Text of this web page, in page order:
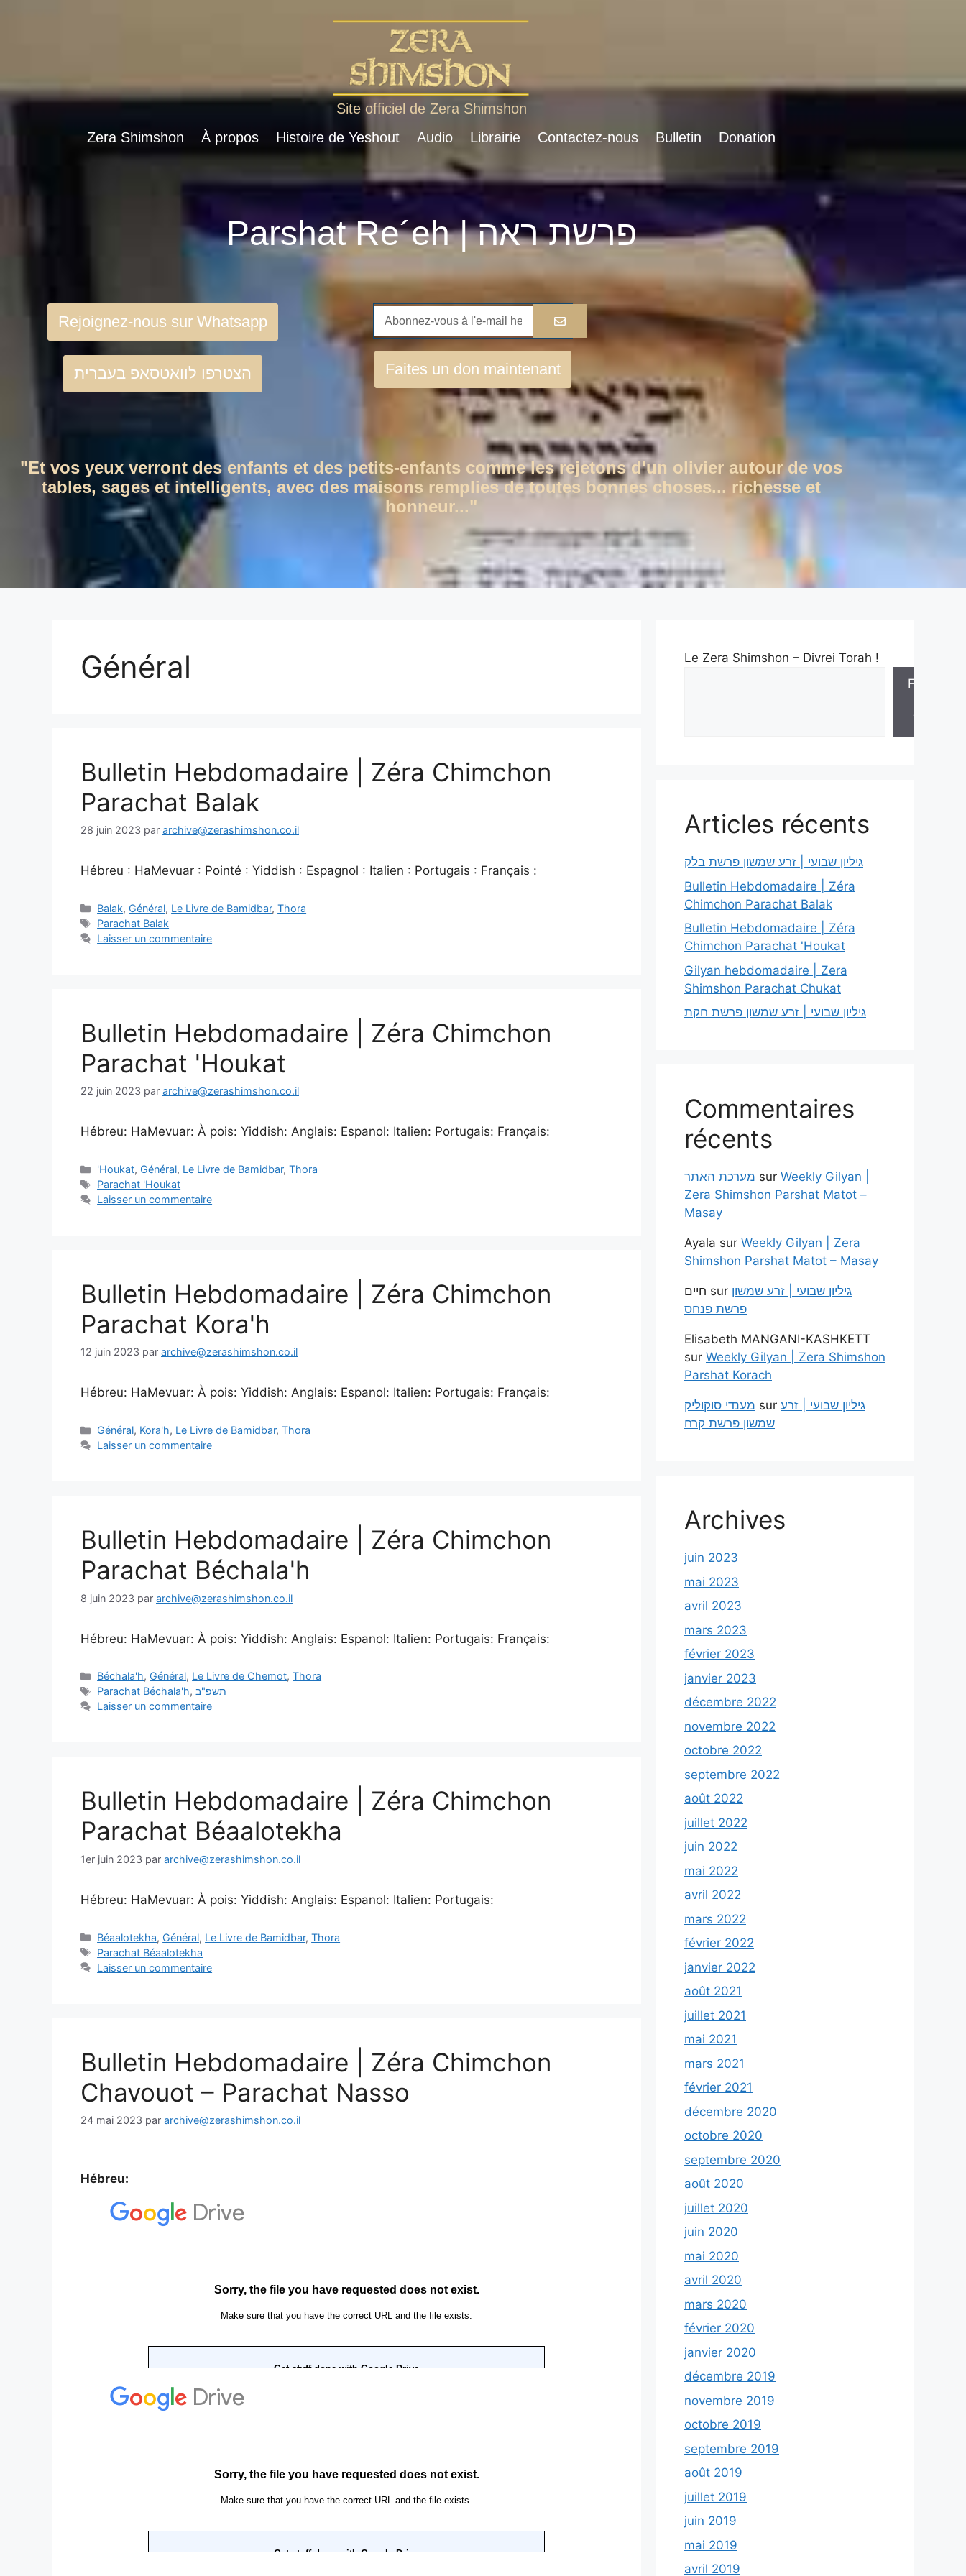
Site officiel de Zera Shimshon
Zera Shimshon
À propos Histoire de Yeshout Audio Librairie Contactez-nous Bulletin Donation
Parshat Re´eh | פרשת ראה
Rejoignez-nous sur Whatsapp
הצטרפו לוואטסאפ בעברית Faites un don maintenant
"Et vos yeux verront des enfants et des petits-enfants comme les rejetons d'un olivier autour de vos
tables, sages et intelligents, avec des maisons remplies de toutes bonnes choses... richesse et
honneur..."
Général
Bulletin Hebdomadaire | Zéra Chimchon
Parachat Balak
28 juin 2023 par archive@zerashimshon.co.il
Hébreu : HaMevuar : Pointé : Yiddish : Espagnol : Italien : Portugais : Français :
Balak, Général, Le Livre de Bamidbar,Thora
Parachat Balak
Laisser un commentaire
Bulletin Hebdomadaire | Zéra Chimchon
Parachat 'Houkat
22 juin 2023 par archive@zerashimshon.co.il
Hébreu: HaMevuar: À pois: Yiddish: Anglais: Espanol: Italien: Portugais: Français:
'Houkat, Général, Le Livre de Bamidbar,Thora
Parachat 'Houkat
Laisser un commentaire
Bulletin Hebdomadaire | Zéra Chimchon
Parachat Kora'h
12 juin 2023 par archive@zerashimshon.co.il
Hébreu: HaMevuar: À pois: Yiddish: Anglais: Espanol: Italien: Portugais: Français:
Général, Kora'h, Le Livre de Bamidbar,Thora
Laisser un commentaire
Bulletin Hebdomadaire | Zéra Chimchon
Parachat Béchala'h
8 juin 2023 par archive@zerashimshon.co.il
Hébreu: HaMevuar: À pois: Yiddish: Anglais: Espanol: Italien: Portugais: Français:
Béchala'h, Général, Le Livre de Chemot,Thora
Parachat Béchala'h,תשפ"ב
Laisser un commentaire
Bulletin Hebdomadaire | Zéra Chimchon
Parachat Béaalotekha
1er juin 2023 par archive@zerashimshon.co.il
Hébreu: HaMevuar: À pois: Yiddish: Anglais: Espanol: Italien: Portugais:
Béaalotekha, Général, Le Livre de Bamidbar,Thora
Parachat Béaalotekha
Laisser un commentaire
Bulletin Hebdomadaire | Zéra Chimchon
Chavouot – Parachat Nasso
24 mai 2023 par archive@zerashimshon.co.il
Hébreu:
Le Zera Shimshon – Divrei Torah !
Feuilles
Torah
Articles récents
גיליון שבועי | זרע שמשון פרשת בלק
Bulletin Hebdomadaire | Zéra
Chimchon Parachat Balak
Bulletin Hebdomadaire | Zéra
Chimchon Parachat 'Houkat
Gilyan hebdomadaire | Zera
Shimshon Parachat Chukat
גיליון שבועי | זרע שמשון פרשת חקת
Commentaires
récents
מערכת האתר sur Weekly Gilyan |
Zera Shimshon Parshat Matot –
Masay
Ayala sur Weekly Gilyan | Zera
Shimshon Parshat Matot – Masay
חיים sur גיליון שבועי | זרע שמשון
פרשת פנחס
Elisabeth MANGANI-KASHKETT
sur Weekly Gilyan | Zera Shimshon
Parshat Korach
מענדי סוקוליק sur גיליון שבועי | זרע
שמשון פרשת קרח
Archives
juin 2023
mai 2023
avril 2023
mars 2023
février 2023
janvier 2023
décembre 2022
novembre 2022
octobre 2022
septembre 2022
août 2022
juillet 2022
juin 2022
mai 2022
avril 2022
mars 2022
février 2022
janvier 2022
août 2021
juillet 2021
mai 2021
mars 2021
février 2021
décembre 2020
octobre 2020
septembre 2020
août 2020
juillet 2020
juin 2020
mai 2020
avril 2020
mars 2020
février 2020
janvier 2020
décembre 2019
novembre 2019
octobre 2019
septembre 2019
août 2019
juillet 2019
juin 2019
mai 2019
avril 2019